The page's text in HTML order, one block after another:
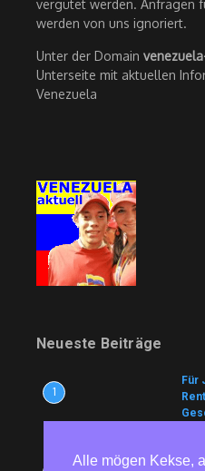
vergütet werden. Anfragen
werden von uns ignoriert.
Unter der Domain
Unterseite mit aktuellen
Venezuela
Neueste Beiträge
1
Für
UN
Alle mögen Kekse,